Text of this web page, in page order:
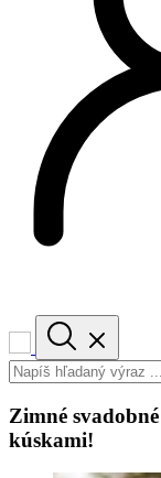
Zimné
kúskami!